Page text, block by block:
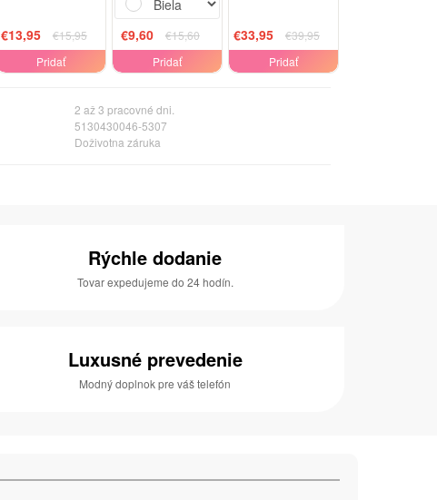
€13,95
€15,95
Pridať
€9,60
€15,60
Pridať
€33,95
€39,95
Pridať
2 až 3 pracovné dni.
5130430046-5307
Doživotna záruka
Rýchle dodanie
Tovar expedujeme do 24 hodín.
Luxusné prevedenie
Modný doplnok pre váš telefón